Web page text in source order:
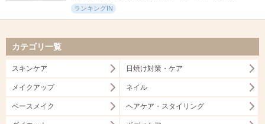
ランキングIN
カテゴリ一覧
スキンケア 日焼け対策・ケア
メイクアップ ネイル
ベースメイク ヘアケア・スタイリング